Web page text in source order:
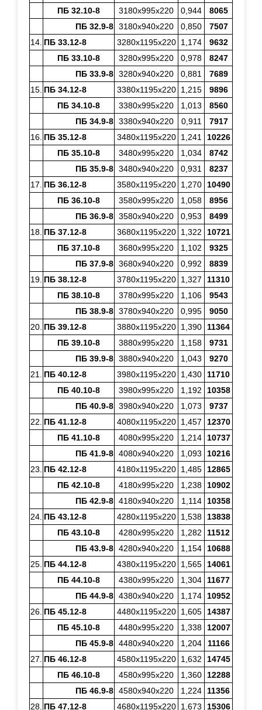
ПБ 32.10-8
3180х995х220 0,944
8065
ПБ 32.9-8 3180х940х220 0,850
7507
14. ПБ 33.12-8 3280х1195х220 1,174
9632
ПБ 33.10-8
3280х995х220 0,978
8247
ПБ 33.9-8 3280х940х220 0,881
7689
15. ПБ 34.12-8 3380х1195х220 1,215
9896
ПБ 34.10-8
3380х995х220 1,013
8560
ПБ 34.9-8 3380х940х220 0,911
7917
16. ПБ 35.12-8 3480х1195х220 1,241
10226
ПБ 35.10-8
3480х995х220 1,034
8742
ПБ 35.9-8 3480х940х220 0,931
8237
17. ПБ 36.12-8 3580х1195х220 1,270
10490
ПБ 36.10-8
3580х995х220 1,058
8956
ПБ 36.9-8 3580х940х220 0,953
8499
18. ПБ 37.12-8 3680х1195х220 1,322
10721
ПБ 37.10-8
3680х995х220 1,102
9325
ПБ 37.9-8 3680х940х220 0,992
8839
19. ПБ 38.12-8 3780х1195х220 1,327
11310
ПБ 38.10-8
3780х995х220 1,106
9543
ПБ 38.9-8 3780х940х220 0,995
9050
20. ПБ 39.12-8 3880х1195х220 1,390
11364
ПБ 39.10-8
3880х995х220 1,158
9731
ПБ 39.9-8 3880х940х220 1,043
9270
21.
ПБ 40.12-8 3980х1195х220 1,430
11710
ПБ 40.10-8
3980х995х220 1,192
10358
ПБ 40.9-8 3980х940х220 1,073
9737
22. ПБ 41.12-8 4080х1195х220 1,457
12370
ПБ 41.10-8
4080х995х220 1,214
10737
ПБ 41.9-8 4080х940х220 1,093
10216
23. ПБ 42.12-8 4180х1195х220 1,485
12865
ПБ 42.10-8
4180х995х220 1,238
10902
ПБ 42.9-8 4180х940х220 1,114
10358
24. ПБ 43.12-8 4280х1195х220 1,538
13838
ПБ 43.10-8
4280х995х220 1,282
11512
ПБ 43.9-8 4280х940х220 1,154
10688
25. ПБ 44.12-8 4380х1195х220 1,565
14061
ПБ 44.10-8
4380х995х220 1,304
11677
ПБ 44.9-8 4380х940х220 1,174
10952
26. ПБ 45.12-8 4480х1195х220 1,605
14387
ПБ 45.10-8
4480х995х220 1,338
12007
ПБ 45.9-8 4480х940х220 1,204
11166
27. ПБ 46.12-8 4580х1195х220 1,632
14745
ПБ 46.10-8
4580х995х220 1,360
12288
ПБ 46.9-8 4580х940х220 1,224
11356
28. ПБ 47.12-8 4680х1195х220 1,673 15306